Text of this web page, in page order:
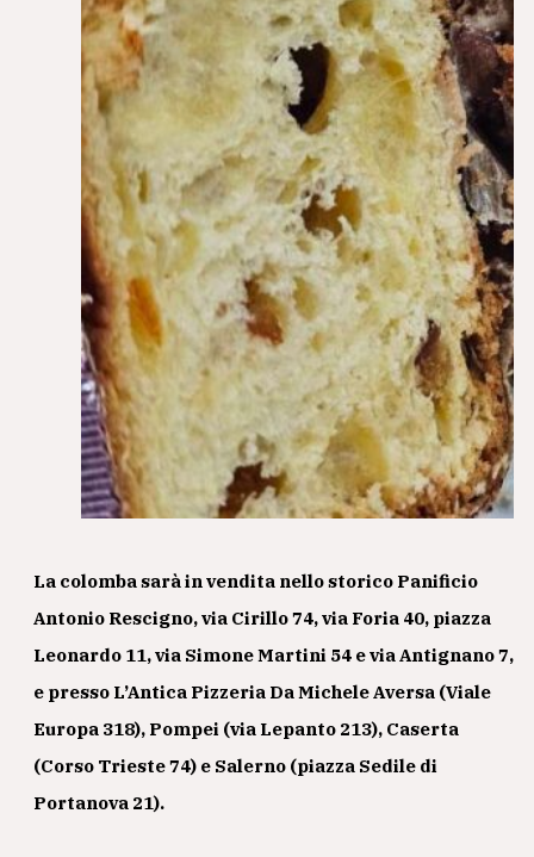
La colomba sarà in vendita nello storico Panificio
Antonio Rescigno, via Cirillo 74, via Foria 40, piazza
Leonardo 11, via Simone Martini 54 e via Antignano 7,
e presso L’Antica Pizzeria Da Michele Aversa (Viale
Europa 318), Pompei (via Lepanto 213), Caserta
(Corso Trieste 74) e Salerno (piazza Sedile di
Portanova 21).